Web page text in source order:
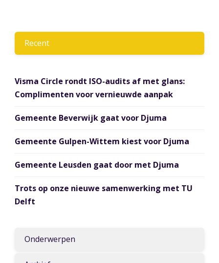
Recent
Visma Circle rondt ISO-audits af met glans:
Complimenten voor vernieuwde aanpak
Gemeente Beverwijk gaat voor Djuma
Gemeente Gulpen-Wittem kiest voor Djuma
Gemeente Leusden gaat door met Djuma
Trots op onze nieuwe samenwerking met TU
Delft
Onderwerpen